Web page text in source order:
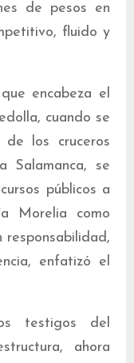
de pesos en
fluido y
encabeza el
cuando se
de los cruceros
se
públicos a
Morelia como
enfatizó el
testigos del
ahora